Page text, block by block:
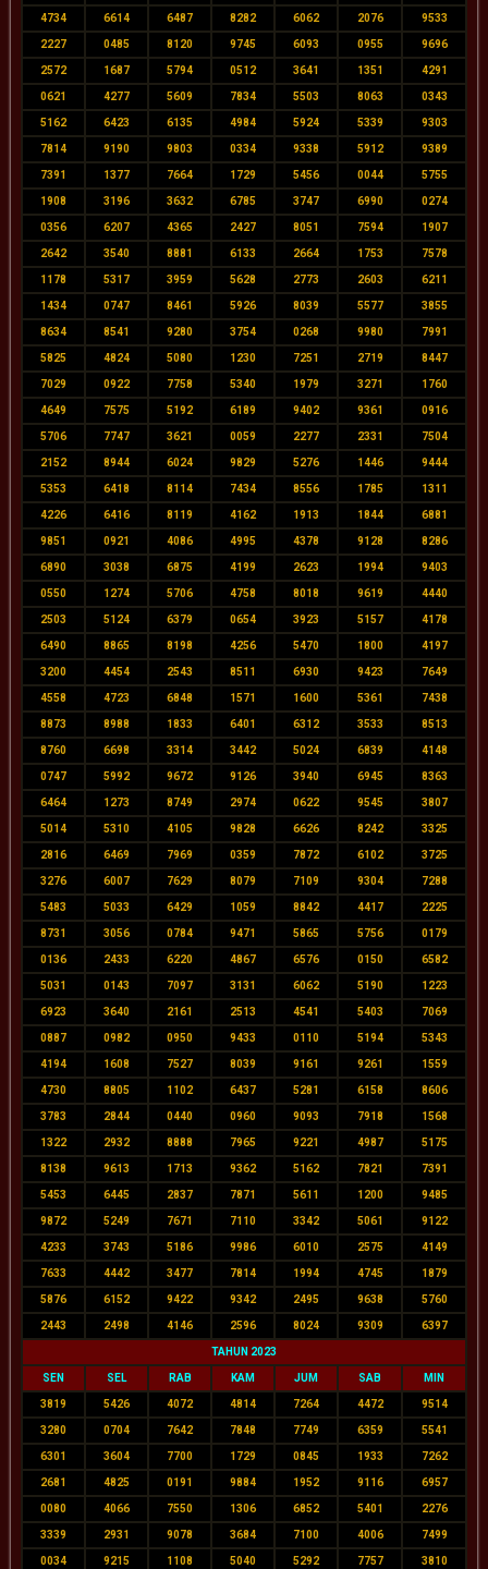
4734 6614 6487 8282 6062 2076 9533
2227 0485 8120 9745 6093 0955 9696
2572 1687 5794 0512 3641 1351 4291
0621 4277 5609 7834 5503 8063 0343
5162 6423 6135 4984 5924 5339 9303
7814 9190 9803 0334 9338 5912 9389
7391 1377 7664 1729 5456 0044 5755
1908 3196 3632 6785 3747 6990 0274
0356 6207 4365 2427 8051 7594 1907
2642 3540 8881 6133 2664 1753 7578
1178 5317 3959 5628 2773 2603 6211
1434 0747 8461 5926 8039 5577 3855
8634 8541 9280 3754 0268 9980 7991
5825 4824 5080 1230 7251 2719 8447
7029 0922 7758 5340 1979 3271 1760
4649 7575 5192 6189 9402 9361 0916
5706 7747 3621 0059 2277 2331 7504
2152 8944 6024 9829 5276 1446 9444
5353 6418 8114 7434 8556 1785 1311
4226 6416 8119 4162 1913 1844 6881
9851 0921 4086 4995 4378 9128 8286
6890 3038 6875 4199 2623 1994 9403
0550 1274 5706 4758 8018 9619 4440
2503 5124 6379 0654 3923 5157 4178
6490 8865 8198 4256 5470 1800 4197
3200 4454 2543 8511 6930 9423 7649
4558 4723 6848 1571 1600 5361 7438
8873 8988 1833 6401 6312 3533 8513
8760 6698 3314 3442 5024 6839 4148
0747 5992 9672 9126 3940 6945 8363
6464 1273 8749 2974 0622 9545 3807
5014 5310 4105 9828 6626 8242 3325
2816 6469 7969 0359 7872 6102 3725
3276 6007 7629 8079 7109 9304 7288
5483 5033 6429 1059 8842 4417 2225
8731 3056 0784 9471 5865 5756 0179
0136 2433 6220 4867 6576 0150 6582
5031 0143 7097 3131 6062 5190 1223
6923 3640 2161 2513 4541 5403 7069
0887 0982 0950 9433 0110 5194 5343
4194 1608 7527 8039 9161 9261 1559
4730 8805 1102 6437 5281 6158 8606
3783 2844 0440 0960 9093 7918 1568
1322 2932 8888 7965 9221 4987 5175
8138 9613 1713 9362 5162 7821 7391
5453 6445 2837 7871 5611 1200 9485
9872 5249 7671 7110 3342 5061 9122
4233 3743 5186 9986 6010 2575 4149
7633 4442 3477 7814 1994 4745 1879
5876 6152 9422 9342 2495 9638 5760
2443 2498 4146 2596 8024 9309 6397
TAHUN 2023
SEN SEL RAB KAM JUM SAB MIN
3819 5426 4072 4814 7264 4472 9514
3280 0704 7642 7848 7749 6359 5541
6301 3604 7700 1729 0845 1933 7262
2681 4825 0191 9884 1952 9116 6957
0080 4066 7550 1306 6852 5401 2276
3339 2931 9078 3684 7100 4006 7499
0034 9215 1108 5040 5292 7757 3810